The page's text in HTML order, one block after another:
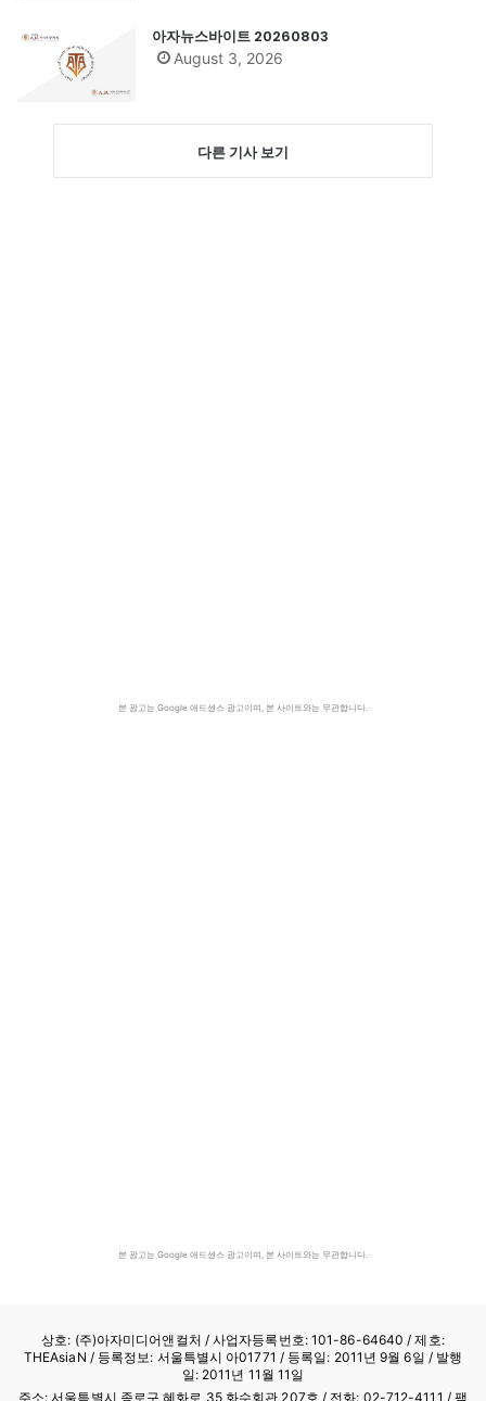
아자뉴스바이트 20260803
August 3, 2026
다른 기사 보기
본 광고는 Google 애드센스 광고이며, 본 사이트와는 무관합니다.
본 광고는 Google 애드센스 광고이며, 본 사이트와는 무관합니다.
상호: (주)아자미디어앤컬처 /사업자등록번호: 101-86-64640 / 제호:
THEAsiaN / 등록정보: 서울특별시 아01771 / 등록일: 2011년 9월 6일 / 발행
일: 2011년 11월 11일
주소: 서울특별시 종로구 혜화로 35 화수회관 207호 / 전화: 02-712-4111 / 팩